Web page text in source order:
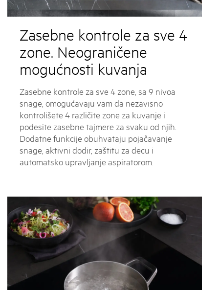
Zasebne kontrole za sve 4
zone. Neograničene
mogućnosti kuvanja
Zasebne kontrole za sve 4 zone, sa 9 nivoa
snage, omogućavaju vam da nezavisno
kontrolišete 4 različite zone za kuvanje i
podesite zasebne tajmere za svaku od njih.
Dodatne funkcije obuhvataju pojačavanje
snage, aktivni dodir, zaštitu za decu i
automatsko upravljanje aspiratorom.